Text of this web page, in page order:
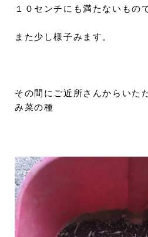
１０センチにも満たないもの
また少し様子みます。
その間にご近所さんからいた
み菜の種